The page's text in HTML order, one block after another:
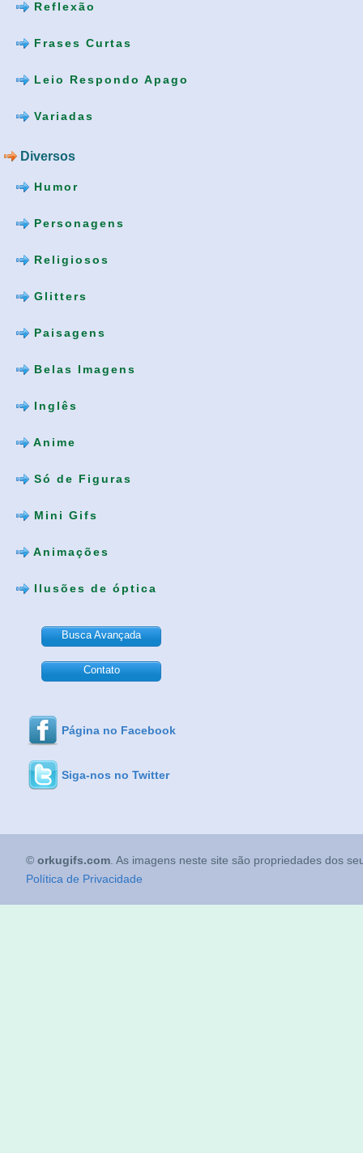
Reflexão
Frases Curtas
Leio Respondo Apago
Variadas
Diversos
Humor
Personagens
Religiosos
Glitters
Paisagens
Belas Imagens
Inglês
Anime
Só de Figuras
Mini Gifs
Animações
Ilusões de óptica
Busca Avançada
Contato
Página no Facebook
Siga-nos no Twitter
© orkugifs.com . As imagens neste site são propriedades dos
Política de Privacidade